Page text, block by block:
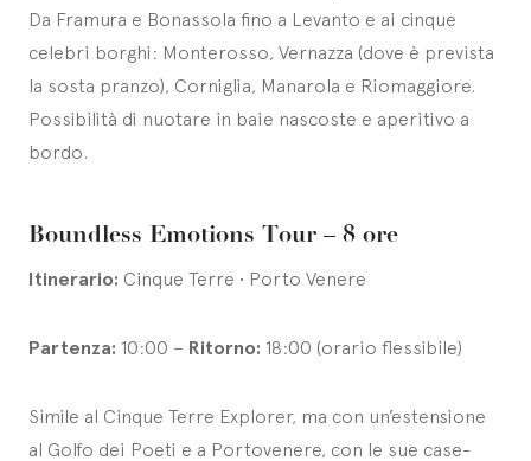
Da Framura e Bonassola fino a Levanto e ai cinque
celebri borghi: Monterosso, Vernazza (dove è prevista
la sosta pranzo), Corniglia, Manarola e Riomaggiore.
Possibilità di nuotare in baie nascoste e aperitivo a
bordo.
Boundless Emotions Tour – 8 ore
Itinerario: Cinque Terre • Porto Venere
Partenza: 10:00 – Ritorno: 18:00 (orario flessibile)
Simile al Cinque Terre Explorer, ma con un’estensione
al Golfo dei Poeti e a Portovenere, con le sue case-